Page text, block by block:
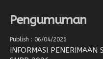
Pengumuman
Publish : 06/04/2026
INFORMASI PENERIMAAN